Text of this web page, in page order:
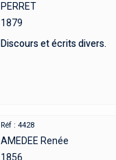
PERRET
1879
Discours et écrits divers.
Réf : 4428
AMEDEE Renée
1856